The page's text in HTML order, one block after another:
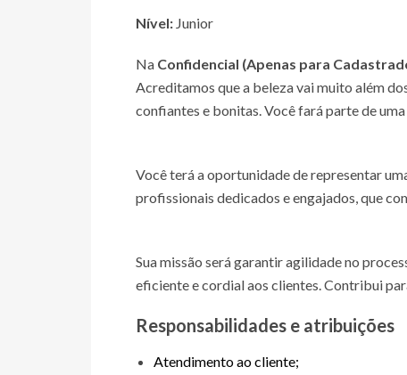
Nível: Junior
Na Confidencial (Apenas para
Acreditamos que a beleza vai muito além
confiantes e bonitas. Você fará parte de
Você terá a oportunidade de representar
profissionais dedicados e engajados, que
Sua missão será garantir agilidade no
eficiente e cordial aos clientes. Contribui
Responsabilidades e atribuições
Atendimento ao cliente;